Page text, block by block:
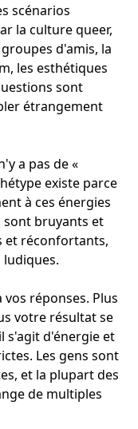
scénarios
la culture queer,
d'amis, la
les esthétiques
sont
étrangement
a pas de «
existe parce
à ces énergies
sont bruyants et
et réconfortants,
réponses. Plus
votre résultat se
s'agit d'énergie et
Les gens sont
et la plupart des
de multiples